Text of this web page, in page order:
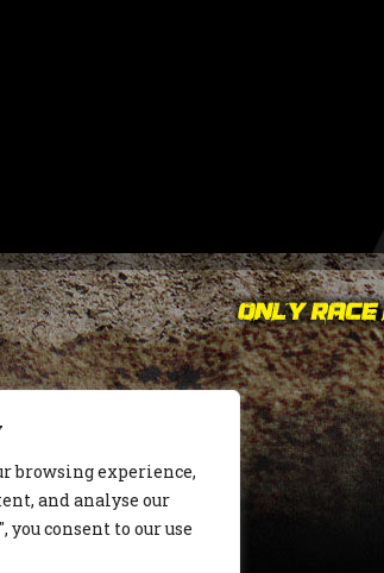
browsing experience,
and analyse our
consent to our use